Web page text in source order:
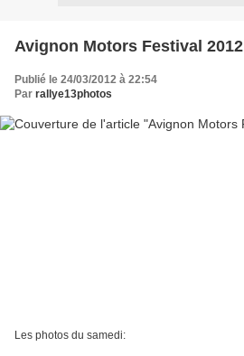
Avignon Motors Festival 2012
Publié le 24/03/2012 à 22:54
Par rallye13photos
Les photos du samedi: